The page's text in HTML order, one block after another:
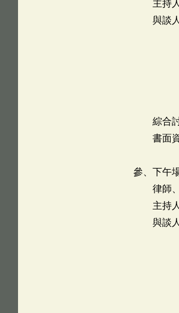
主持人
與談人
陳彥元
黎世宏
黃淑惠
曾華源
李隆
綜合
書面資
參、下午
律師、
主持人
與談人
黃謀
林昱梅
劉國
陳清
郭奇